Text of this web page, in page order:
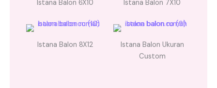
Istana Balon 6X10 Istana Balon 7X10
Istana Balon 8X12
Istana Balon Ukuran
Custom